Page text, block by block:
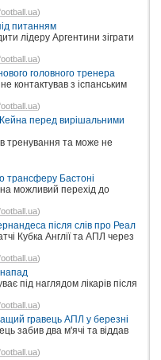
)
питанням
лідеру Аргентини зіграти
)
головного тренера
контактував з іспанським
)
перед вирішальними
тренування та може не
трансферу Бастоні
можливий перехід до
)
після слів про Реал
Кубка Англії та АПЛ через
)
під наглядом лікарів після
)
гравець АПЛ у березні
забив два м'ячі та віддав
)